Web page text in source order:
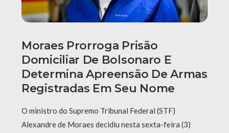
Moraes Prorroga Prisão
Domiciliar De Bolsonaro E
Determina Apreensão De Armas
Registradas Em Seu Nome
O ministro do Supremo Tribunal Federal (STF)
Alexandre de Moraes decidiu nesta sexta-feira (3)